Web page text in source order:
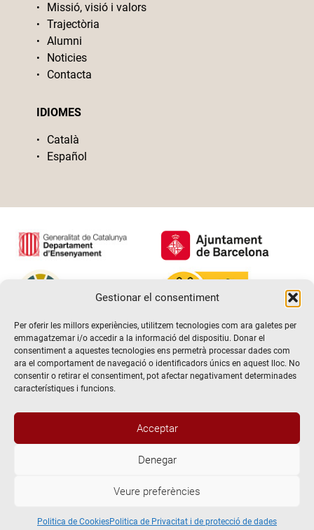
Gestionar el consentiment
Per oferir les millors experiències, utilitzem tecnologies com ara galetes per
emmagatzemar i/o accedir a la informació del dispositiu. Donar el
consentiment a aquestes tecnologies ens permetrà processar dades com
ara el comportament de navegació o identificadors únics en aquest lloc. No
consentir o retirar el consentiment, pot afectar negativament determinades
característiques i funcions.
Acceptar
Denegar
Veure preferències
Politica de CookiesPolitica de Privacitat i de protecció de dades
Missió, visió i valors
Trajectòria
Alumni
Noticies
Contacta
IDIOMES
Català
Español
@2026 Escola de teatre El Timbal. Tots els drets reservats
Avís Legal
Politica de Cookies